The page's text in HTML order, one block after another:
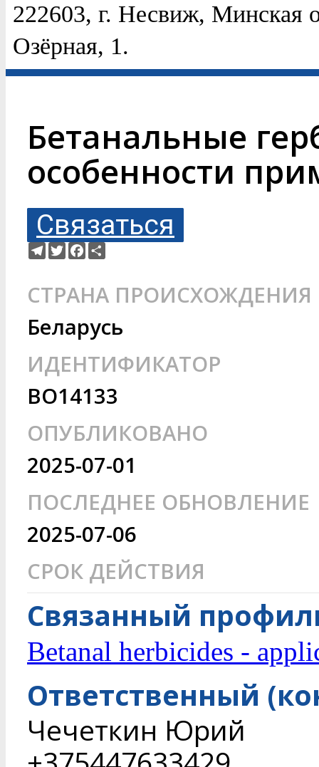
222603, г. Несвиж, Минская
Озёрная, 1.
Бетанальные
особенности
Связаться
Telegram
TwitterFacebook
СТРАНА ПРОИСХОЖДЕНИЯ
Беларусь
ИДЕНТИФИКАТОР
BO14133
ОПУБЛИКОВАНО
2025-07-01
ПОСЛЕДНЕЕ ОБНОВЛЕНИЕ
2025-07-06
СРОК ДЕЙСТВИЯ
Связанный
Betanal herbicides -
Ответственный
Чечеткин Юрий